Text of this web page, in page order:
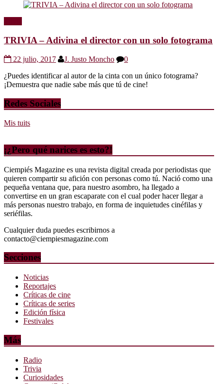
TRIVIA – Adivina el director con un solo fotograma
22 julio, 2017 J. Justo Moncho
0
¿Puedes identificar al autor de la cinta con un único fotograma?
¡Demuestra que nadie sabe más que tú de cine!
Redes Sociales
Mis tuits
¡¿Pero qué narices es esto?!
Ciempiés Magazine es una revista digital creada por periodistas que
quieren compartir su afición con personas como tú. Nació como una
pequeña ventana que, para nuestro asombro, ha llegado a
convertirse en un gran escaparate con el cual poder hacer llegar a
más personas nuestro trabajo, en forma de inquietudes cinéfilas y
seriéfilas.
Cualquier duda puedes escribirnos a
contacto@ciempiesmagazine.com
Secciones
Noticias
Reportajes
Críticas de cine
Críticas de series
Edición física
Festivales
Más
Radio
Trivia
Curiosidades